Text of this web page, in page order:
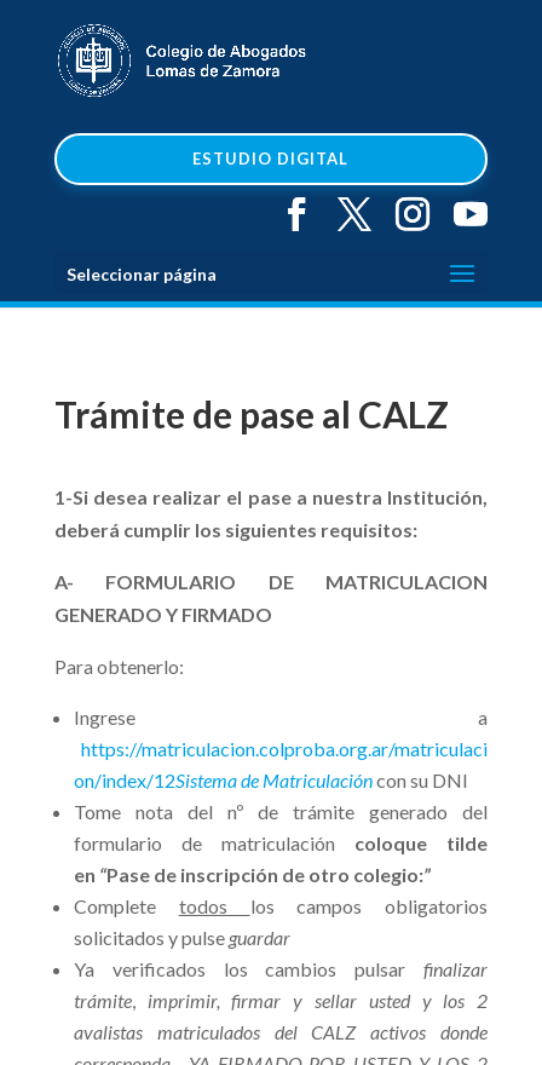
ESTUDIO DIGITAL
Seleccionar página
Trámite de pase al CALZ
1-Si desea realizar el pase a nuestra Institución,
deberá cumplir los siguientes requisitos:
A- FORMULARIO DE MATRICULACION
GENERADO Y FIRMADO
Para obtenerlo:
Ingrese a
https://matriculacion.colproba.org.ar/matriculaci
on/index/12Sistema de Matriculacióncon su DNI
Tome nota del nº de trámite generado del
formulario de matriculación coloque tilde
en “Pase de inscripción de otro colegio:”
Complete todos los campos obligatorios
solicitados y pulse guardar
Ya verificados los cambios pulsarfinalizar
trámite, imprimir, firmar y sellar usted y los 2
avalistas matriculados del CALZ activos donde